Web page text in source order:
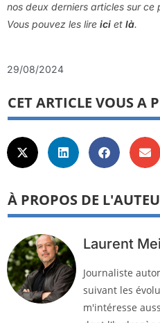
nos deux derniers articles sur ce
Vous pouvez les lire ici et là.
29/08/2024
CET ARTICLE VOUS A
À PROPOS DE
Laurent
Journaliste
suivant les
m'intéresse